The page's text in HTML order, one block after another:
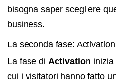
bisogna saper scegliere
business.
La seconda fase: Activation
La fase di Activation inizia
cui i visitatori hanno fatto